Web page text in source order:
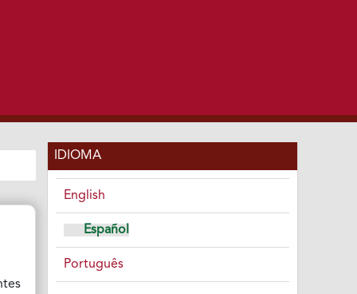
IDIOMA
English
Español
Português